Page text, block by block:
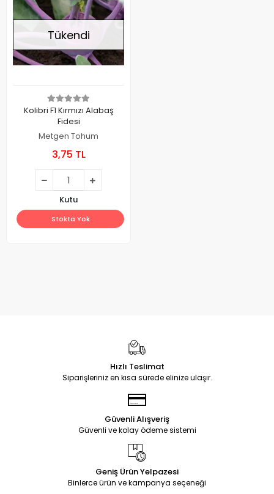
Tükendi
Kolibri F1 Kırmızı Alabaş
Fidesi
Metgen Tohum
3,75 TL
Kutu
Stokta Yok
Hızlı Teslimat
Siparişleriniz en kısa sürede elinize ulaşır.
Güvenli Alışveriş
Güvenli ve kolay ödeme sistemi
Geniş Ürün Yelpazesi
Binlerce ürün ve kampanya seçeneği